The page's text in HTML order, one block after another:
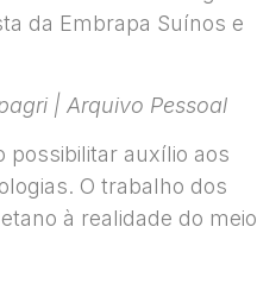
da Embrapa Suínos e
| Arquivo Pessoal
possibilitar auxílio aos
O trabalho dos
à realidade do meio